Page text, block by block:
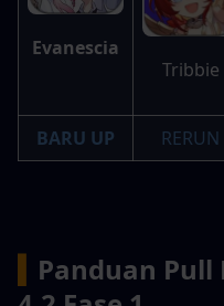
Evanescia
Tribbie
BARU UP RERUN
Panduan Pull